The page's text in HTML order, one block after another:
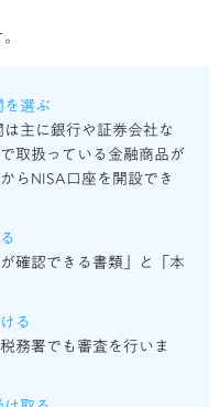
を選ぶ
主に銀行や証券会社な
取扱っている金融商品が
らNISA口座を開設でき
確認できる書類」と「本
る
務署でも審査を行いま